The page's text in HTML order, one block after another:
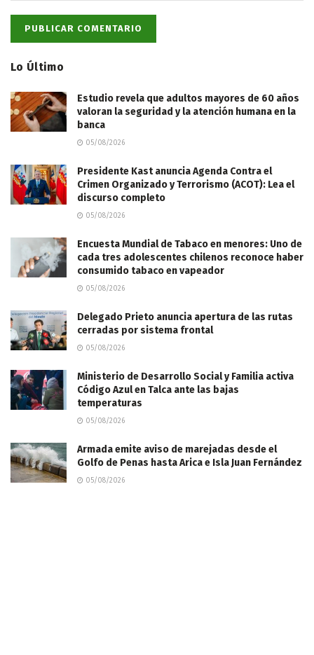
Lo Último
Estudio revela que adultos mayores de 60 años
valoran la seguridad y la atención humana en la
banca
05/08/2026
Presidente Kast anuncia Agenda Contra el
Crimen Organizado y Terrorismo (ACOT): Lea el
discurso completo
05/08/2026
Encuesta Mundial de Tabaco en menores: Uno de
cada tres adolescentes chilenos reconoce haber
consumido tabaco en vapeador
05/08/2026
Delegado Prieto anuncia apertura de las rutas
cerradas por sistema frontal
05/08/2026
Ministerio de Desarrollo Social y Familia activa
Código Azul en Talca ante las bajas
temperaturas
05/08/2026
​Armada emite aviso de marejadas desde el
Golfo de Penas hasta Arica e Isla Juan Fernández
05/08/2026